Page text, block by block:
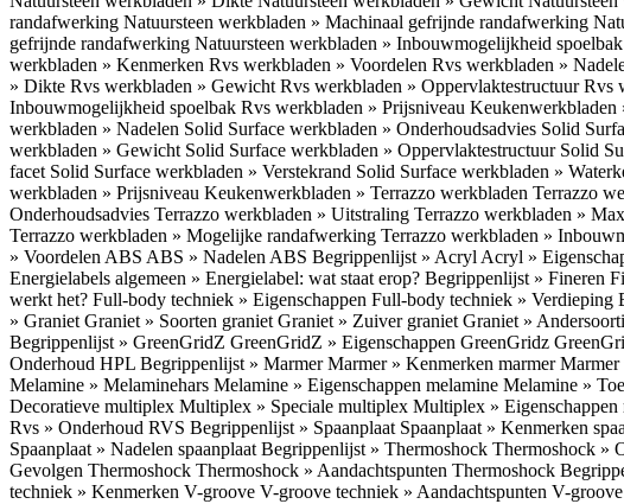
randafwerking Natuursteen werkbladen » Machinaal gefrijnde randafwerking
gefrijnde randafwerking Natuursteen werkbladen » Inbouwmogelijkheid spoelbak
werkbladen » Kenmerken Rvs werkbladen » Voordelen Rvs werkbladen »
» Dikte Rvs werkbladen » Gewicht Rvs werkbladen » OppervlaktestructuurRvs
Inbouwmogelijkheid spoelbak Rvs werkbladen » Prijsniveau Keukenwerkbladen
werkbladen » Nadelen Solid Surface werkbladen » Onderhoudsadvies Solid
werkbladen » Gewicht Solid Surface werkbladen » Oppervlaktestructuur Solid
facet Solid Surface werkbladen » Verstekrand Solid Surface werkbladen »
werkbladen » Prijsniveau Keukenwerkbladen » Terrazzo werkbladen Terrazzo
Onderhoudsadvies Terrazzo werkbladen » Uitstraling Terrazzo werkbladen »
Terrazzo werkbladen » Mogelijke randafwerking Terrazzo werkbladen »
» Voordelen ABS ABS » Nadelen ABS Begrippenlijst » Acryl Acryl »
Energielabels algemeen » Energielabel: wat staat erop? Begrippenlijst » Fineren
werkt het? Full-body techniek » Eigenschappen Full-body techniek » Verdieping
» Graniet Graniet » Soorten graniet Graniet » Zuiver graniet Graniet »
Begrippenlijst » GreenGridZ GreenGridZ » Eigenschappen GreenGridz
Onderhoud HPL Begrippenlijst » MarmerMarmer » Kenmerken marmerMarmer
Melamine » Melaminehars Melamine » Eigenschappen melamine Melamine »
Decoratieve multiplex Multiplex » Speciale multiplex Multiplex »
Rvs » Onderhoud RVS Begrippenlijst » Spaanplaat Spaanplaat » Kenmerken
Spaanplaat » Nadelen spaanplaat Begrippenlijst » Thermoshock Thermoshock »
Gevolgen Thermoshock Thermoshock » Aandachtspunten Thermoshock
techniek » Kenmerken V-groove V-groove techniek » Aandachtspunten V-groove